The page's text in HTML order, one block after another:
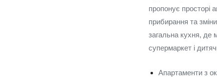
пропонує просторі
прибирання та
загальна кухня, де
супермаркет і
Апартаменти з